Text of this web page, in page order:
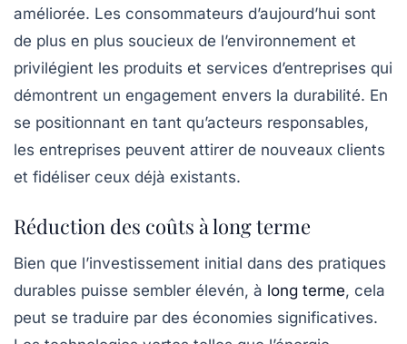
améliorée. Les consommateurs d’aujourd’hui sont
de plus en plus soucieux de l’environnement et
privilégient les produits et services d’entreprises qui
démontrent un engagement envers la durabilité. En
se positionnant en tant qu’acteurs responsables,
les entreprises peuvent attirer de nouveaux clients
et fidéliser ceux déjà existants.
Réduction des coûts à long terme
Bien que l’investissement initial dans des pratiques
durables puisse sembler élevén, à long terme, cela
peut se traduire par des économies significatives.